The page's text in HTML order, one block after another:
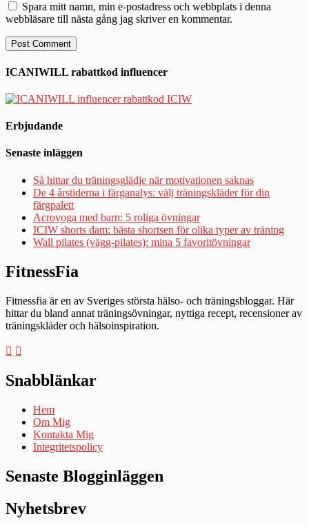
Spara mitt namn, min e-postadress och webbplats i denna
webbläsare till nästa gång jag skriver en kommentar.
ICANIWILL rabattkod influencer
Erbjudande
Senaste inläggen
Så hittar du träningsglädje när motivationen saknas
De 4 årstiderna i färganalys: välj träningskläder för din
färgpalett
Acroyoga med barn: 5 roliga övningar
ICIW shorts dam: bästa shortsen för olika typer av träning
Wall pilates (vägg-pilates): mina 5 favoritövningar
FitnessFia
Fitnessfia är en av Sveriges största hälso- och träningsbloggar. Här
hittar du bland annat träningsövningar, nyttiga recept, recensioner av
träningskläder och hälsoinspiration.
Snabblänkar
Hem
Om Mig
Kontakta Mig
Integritetspolicy
Senaste Blogginläggen
Nyhetsbrev